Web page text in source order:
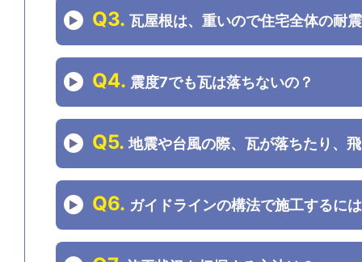
Q3. 瓦屋根は、重いので住宅全体の耐
Q4. 震度7でも瓦は落ちないの？
Q5. 地震や台風の際、瓦が落ちたり、
Q6. ガイドラインの構法で施工するに